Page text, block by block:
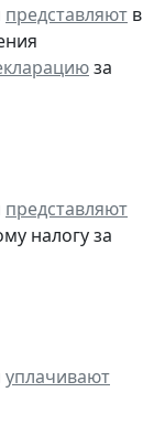
представляют в
за
представляют
налогу за
уплачивают